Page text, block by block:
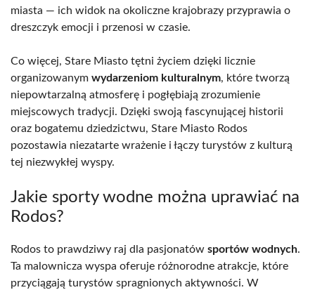
miasta — ich widok na okoliczne krajobrazy przyprawia o
dreszczyk emocji i przenosi w czasie.
Co więcej, Stare Miasto tętni życiem dzięki licznie
organizowanym wydarzeniom kulturalnym, które tworzą
niepowtarzalną atmosferę i pogłębiają zrozumienie
miejscowych tradycji. Dzięki swoją fascynującej historii
oraz bogatemu dziedzictwu, Stare Miasto Rodos
pozostawia niezatarte wrażenie i łączy turystów z kulturą
tej niezwykłej wyspy.
Jakie sporty wodne można uprawiać na
Rodos?
Rodos to prawdziwy raj dla pasjonatów sportów wodnych.
Ta malownicza wyspa oferuje różnorodne atrakcje, które
przyciągają turystów spragnionych aktywności. W